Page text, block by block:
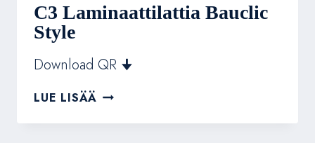
C3 Laminaattilattia Bauclic
Style
Download QR 🠋
LUE LISÄÄ C3
BAUCLIC